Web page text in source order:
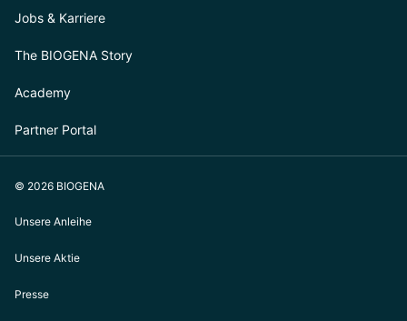
Jobs & Karriere
The BIOGENA Story
Academy
Partner Portal
© 2026 BIOGENA
Unsere Anleihe
Unsere Aktie
Presse